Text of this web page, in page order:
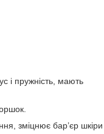
і пружність, мають
зміцнює бар’єр шкіри